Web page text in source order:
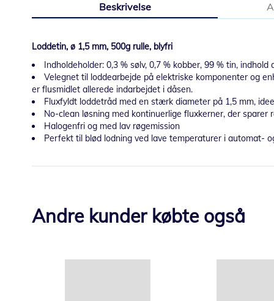
af
Beskrivelse
Loddetin, ø 1,5 mm, 500g rulle, blyfri
Indholdeholder: 0,3 % sølv, 0,7 % kobber, 99 % tin,
Velegnet til loddearbejde på elektriske komponenter og
er flusmidlet allerede indarbejdet i dåsen.
Fluxfyldt loddetråd med en stærk diameter på 1,5 mm,
No-clean løsning med kontinuerlige fluxkerner, der
Halogenfri og med lav røgemission
Perfekt til blød lodning ved lave temperaturer i automat-
Andre kunder købte også